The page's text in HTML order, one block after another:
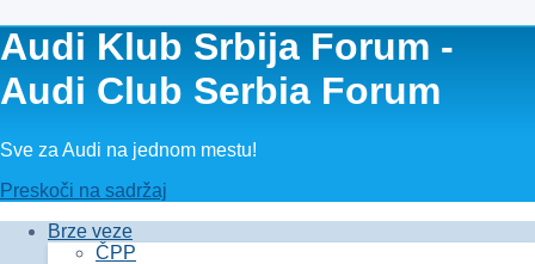
Audi Klub Srbija Forum -
Audi Club Serbia Forum
Sve za Audi na jednom mestu!
Preskoči na sadržaj
Brze veze
ČPP